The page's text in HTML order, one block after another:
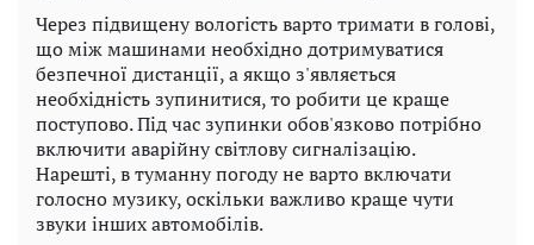
Через підвищену вологість варто тримати в голові,
що між машинами необхідно дотримуватися
безпечної дистанції, а якщо з'являється
необхідність зупинитися, то робити це краще
поступово. Під час зупинки обов'язково потрібно
включити аварійну світлову сигналізацію.
Нарешті, в туманну погоду не варто включати
голосно музику, оскільки важливо краще чути
звуки інших автомобілів.